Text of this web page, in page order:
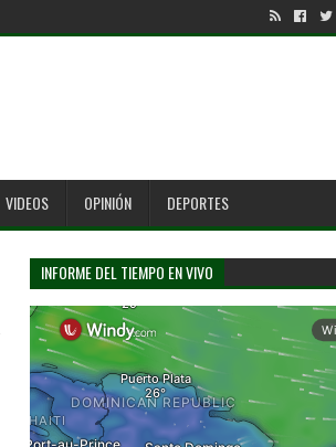
VIDEOS OPINIÓN DEPORTES
INFORME DEL TIEMPO EN VIVO